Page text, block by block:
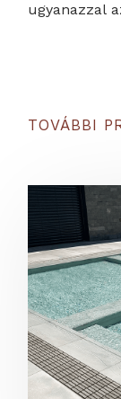
ugyanazzal
TOVÁBBI